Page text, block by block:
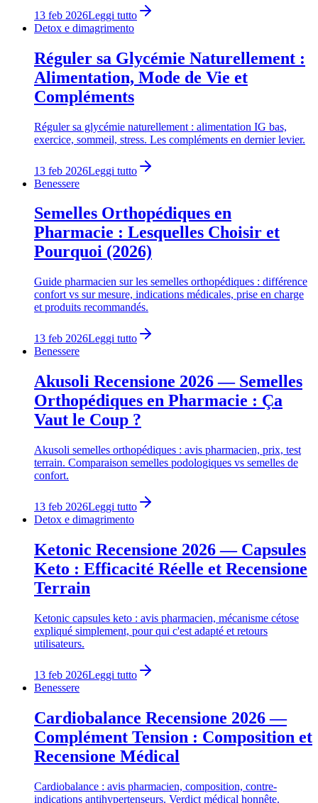
13 feb 2026Leggi tutto
Detox e dimagrimento
Réguler sa Glycémie Naturellement :
Alimentation, Mode de Vie et
Compléments
Réguler sa glycémie naturellement : alimentation IG bas,
exercice, sommeil, stress. Les compléments en dernier levier.
13 feb 2026Leggi tutto
Benessere
Semelles Orthopédiques en
Pharmacie : Lesquelles Choisir et
Pourquoi (2026)
Guide pharmacien sur les semelles orthopédiques : différence
confort vs sur mesure, indications médicales, prise en charge
et produits recommandés.
13 feb 2026Leggi tutto
Benessere
Akusoli Recensione 2026 — Semelles
Orthopédiques en Pharmacie : Ça
Vaut le Coup ?
Akusoli semelles orthopédiques : avis pharmacien, prix, test
terrain. Comparaison semelles podologiques vs semelles de
confort.
13 feb 2026Leggi tutto
Detox e dimagrimento
Ketonic Recensione 2026 — Capsules
Keto : Efficacité Réelle et Recensione
Terrain
Ketonic capsules keto : avis pharmacien, mécanisme cétose
expliqué simplement, pour qui c'est adapté et retours
utilisateurs.
13 feb 2026Leggi tutto
Benessere
Cardiobalance Recensione 2026 —
Complément Tension : Composition et
Recensione Médical
Cardiobalance : avis pharmacien, composition, contre-
indications antihypertenseurs. Verdict médical honnête.